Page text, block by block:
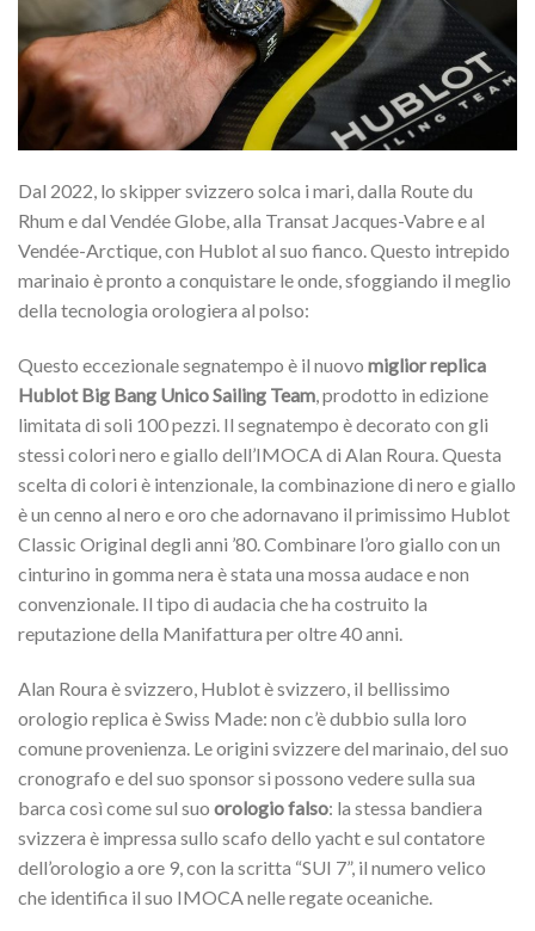
Dal 2022, lo skipper svizzero solca i mari, dalla Route du
Rhum e dal Vendée Globe, alla Transat Jacques-Vabre e al
Vendée-Arctique, con Hublot al suo fianco. Questo intrepido
marinaio è pronto a conquistare le onde, sfoggiando il meglio
della tecnologia orologiera al polso:
Questo eccezionale segnatempo è il nuovo miglior replica
Hublot Big Bang Unico Sailing Team, prodotto in edizione
limitata di soli 100 pezzi. Il segnatempo è decorato con gli
stessi colori nero e giallo dell’IMOCA di Alan Roura. Questa
scelta di colori è intenzionale, la combinazione di nero e giallo
è un cenno al nero e oro che adornavano il primissimo Hublot
Classic Original degli anni ’80. Combinare l’oro giallo con un
cinturino in gomma nera è stata una mossa audace e non
convenzionale. Il tipo di audacia che ha costruito la
reputazione della Manifattura per oltre 40 anni.
Alan Roura è svizzero, Hublot è svizzero, il bellissimo
orologio replica è Swiss Made: non c’è dubbio sulla loro
comune provenienza. Le origini svizzere del marinaio, del suo
cronografo e del suo sponsor si possono vedere sulla sua
barca così come sul suo orologio falso: la stessa bandiera
svizzera è impressa sullo scafo dello yacht e sul contatore
dell’orologio a ore 9, con la scritta “SUI 7”, il numero velico
che identifica il suo IMOCA nelle regate oceaniche.